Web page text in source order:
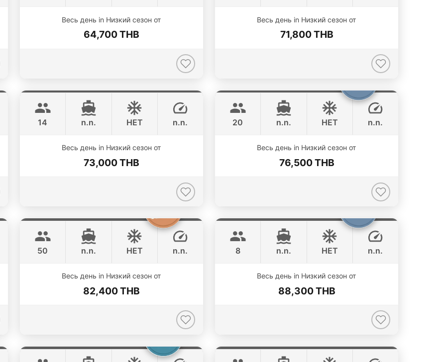
Весь день in Низкий сезон от
64,700 THB
Весь день in Низкий сезон от
71,800 THB
STEALTH - ASIA CATAMARANS 44FT
ONLINE AVAILABILITY
14 n.n. НЕТ n.n.
Весь день in Низкий сезон от
73,000 THB
CUSTOM BUILD 50FT
ONLINE AVAILABILITY
20 n.n. НЕТ n.n.
Весь день in Низкий сезон от
76,500 THB
KING YACHT 72FT
ONLINE AVAILABILITY
50 n.n. НЕТ n.n.
Весь день in Низкий сезон от
82,400 THB
JEANNEAU 34FT
8 n.n. НЕТ n.n.
Весь день in Низкий сезон от
88,300 THB